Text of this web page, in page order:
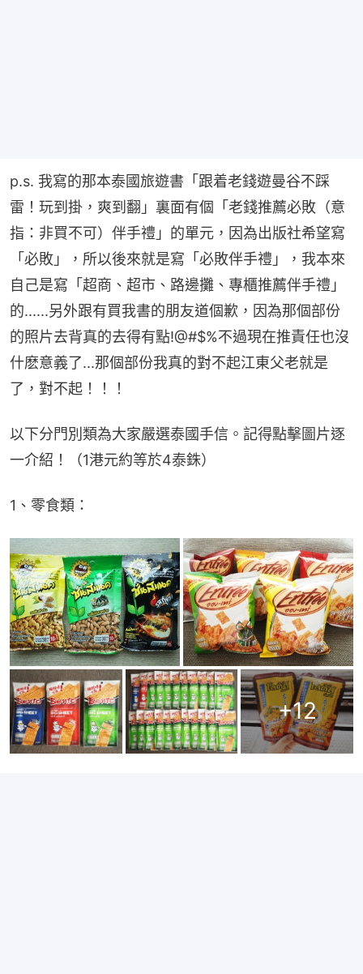
p.s. 我寫的那本泰國旅遊書「跟着老錢遊曼谷不踩
雷！玩到掛，爽到翻」裏面有個「老錢推薦必敗（意
指：非買不可）伴手禮」的單元，因為出版社希望寫
「必敗」，所以後來就是寫「必敗伴手禮」，我本來
自己是寫「超商、超市、路邊攤、專櫃推薦伴手禮」
的......另外跟有買我書的朋友道個歉，因為那個部份
的照片去背真的去得有點!@#$%不過現在推責任也沒
什麽意義了...那個部份我真的對不起江東父老就是
了，對不起！！！
以下分門別類為大家嚴選泰國手信。記得點擊圖片逐
一介紹！（1港元約等於4泰銖）
1、零食類：
+12